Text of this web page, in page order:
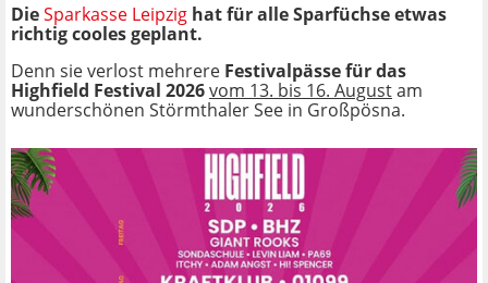
DieSparkasse Leipzig hatfür alle Sparfüchse etwas
richtig cooles geplant.
Denn sie verlost mehrere Festivalpässe für das
Highfield Festival 2026vom 13. bis 16. Augustam
wunderschönen Störmthaler See in Großpösna.